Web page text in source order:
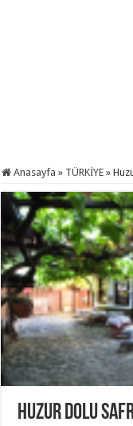
Anasayfa » TÜRKİYE »
Huzur Dolu